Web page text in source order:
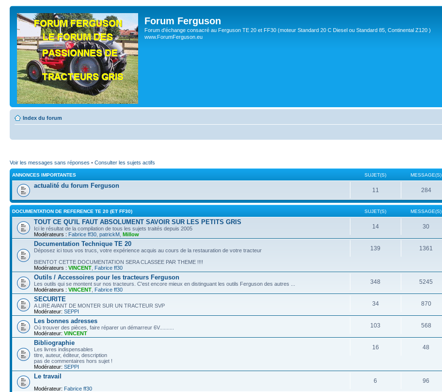
Forum Ferguson
Forum d'échange consacré au Ferguson TE 20 et FF30 (moteur Standard 20 C Diesel ou Standard 85, Continental Z120 )
www.ForumFerguson.eu
Index du forum
Voir les messages sans réponses • Consulter les sujets actifs
ANNONCES IMPORTANTES SUJET(S) MESSAGE(S)
actualité du forum Ferguson
11 284
DOCUMENTATION DE REFERENCE TE 20 (ET FF30) SUJET(S) MESSAGE(S)
TOUT CE QU'IL FAUT ABSOLUMENT SAVOIR SUR LES PETITS GRIS
Ici le résultat de la compilation de tous les sujets traités depuis 2005
Modérateurs : Fabrice ff30 patrickM Millow
14 30
Documentation Technique TE 20
Déposez ici tous vos trucs, votre expérience acquis au cours de la restauration de votre tracteur
BIENTOT CETTE DOCUMENTATION SERA CLASSEE PAR THEME !!!!
Modérateurs : VINCENT Fabrice ff30
139 1361
Outils / Accessoires pour les tracteurs Ferguson
Les outils qui se montent sur nos tracteurs. C'est encore mieux en distinguant les outils Ferguson des autres ...
Modérateurs : VINCENT Fabrice ff30
348 5245
SECURITE
A LIRE AVANT DE MONTER SUR UN TRACTEUR SVP
Modérateur: SEPPI
34 870
Les bonnes adresses
Où trouver des pièces, faire réparer un démarreur 6V..........
Modérateur: VINCENT
103 568
Bibliographie
Les livres indispensables
titre, auteur, éditeur, description
pas de commentaires hors sujet !
Modérateur: SEPPI
16 48
Le travail
Modérateur: Fabrice ff30
6 96